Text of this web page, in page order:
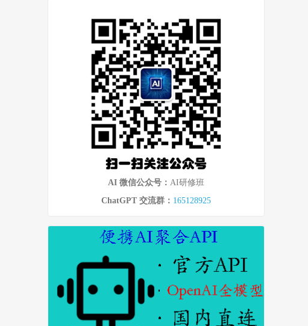
AI 微信公众号： AI研修班
ChatGPT 交流群： 165128925